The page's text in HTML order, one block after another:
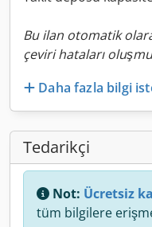
Bu ilan otomatik
çeviri hataları
Daha fazla bilgi
Tedarikçi
Not: Ücretsiz
tüm bilgilere